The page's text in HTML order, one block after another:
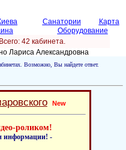
Санатории
Карта
Оборудование
Всего: 42 кабинетa.
Лариса Александровнa
Возможно, Вы найдете ответ.
New
роликом!
информации! -